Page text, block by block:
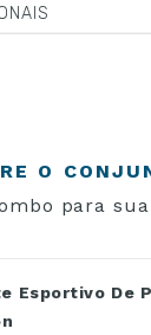
O
para
Esportivo De